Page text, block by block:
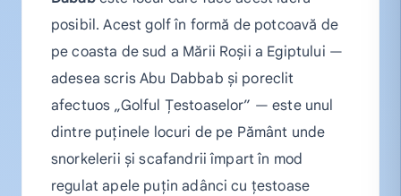
posibil. Acest golf în formă de potcoavă de
pe coasta de sud a Mării Roșii a Egiptului —
adesea scris Abu Dabbab și poreclit
afectuos „Golful Țestoaselor” — este unul
dintre puținele locuri de pe Pământ unde
snorkelerii și scafandrii împart în mod
regulat apele puțin adânci cu țestoase